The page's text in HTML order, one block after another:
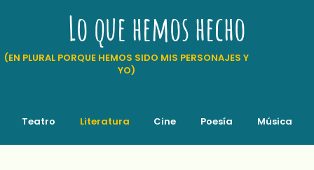
Lo que hemos hecho
(EN PLURAL PORQUE HEMOS SIDO MIS PERSONAJES Y
YO)
Teatro Literatura Cine Poesía Música